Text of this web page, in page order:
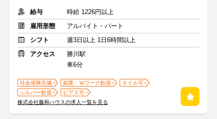
給与
時給 1226円以上
雇用形態
アルバイト・パート
シフト
週3日以上 1日6時間以上
アクセス
勝川駅
車6分
社会保険完備 副業・Ｗワーク歓迎
ネイル可
シルバー歓迎
ピアス可
株式会社藤和ハウスの求人一覧を見る